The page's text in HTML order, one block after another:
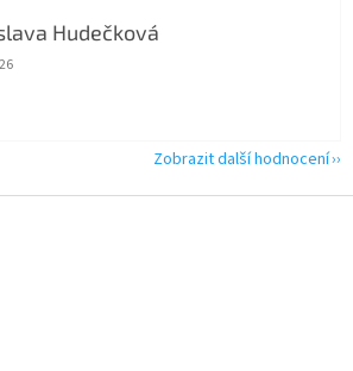
Hudečková
obchodu je 5 z 5 hvězdiček.
Zobrazit další hodnocení